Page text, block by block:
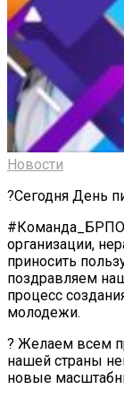
Новости
?Сегодня День
#Команда_БРПО
организации,
приносить
поздравляем
процесс
молодежи.
? Желаем всем
нашей страны
новые